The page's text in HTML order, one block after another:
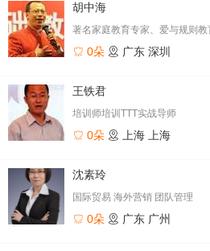
胡中海
0朵 广东 深圳
王铁君
培训师培训TTT实战导师
0朵 上海 上海
沈素玲
国际贸易 海外营销 团队管理
0朵 广东 广州